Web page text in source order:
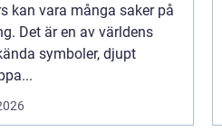
kan vara många saker på
Det är en av världens
symboler, djupt